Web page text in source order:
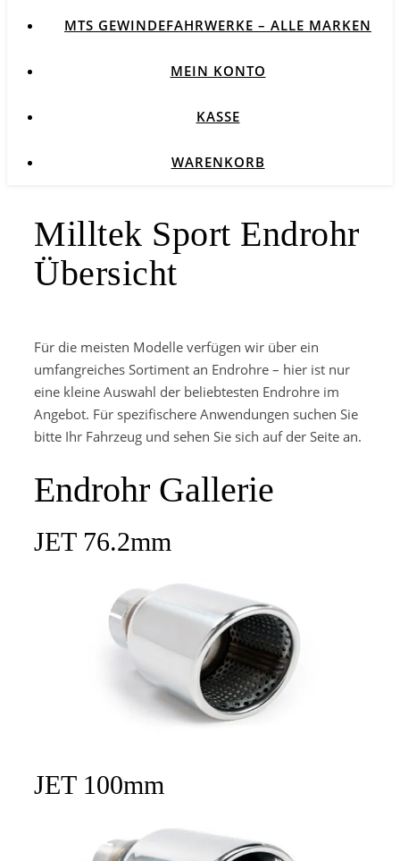
MTS GEWINDEFAHRWERKE – ALLE MARKEN
MEIN KONTO
KASSE
WARENKORB
Milltek Sport Endrohr
Übersicht
Für die meisten Modelle verfügen wir über ein
umfangreiches Sortiment an Endrohre – hier ist nur
eine kleine Auswahl der beliebtesten Endrohre im
Angebot. Für spezifischere Anwendungen suchen Sie
bitte Ihr Fahrzeug und sehen Sie sich auf der Seite an.
Endrohr Gallerie
JET 76.2mm
JET 100mm